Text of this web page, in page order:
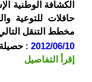
حافلات للتوعية
مخطط التنقل
2012/06/10
: حصيلة
إقرأ التفاصيل